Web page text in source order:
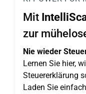
Mit
zur
Nie wieder
Lernen Sie hier,
Steuererklärung
Laden Sie